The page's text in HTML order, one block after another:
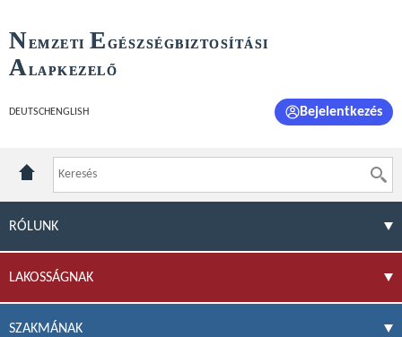
NEMZETI E GÉSZSÉGBIZTOSÍTÁSI
ALAPKEZELŐ
DEUTSCH ENGLISH Bejelentkezés
RÓLUNK
LAKOSSÁGNAK
SZAKMÁNAK